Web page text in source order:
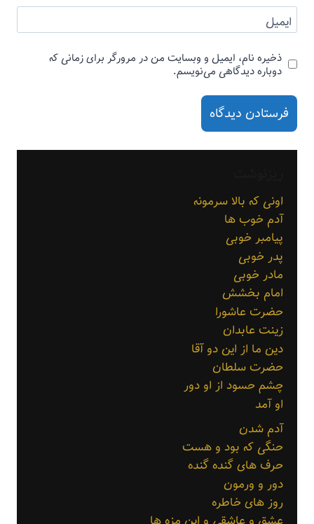
ایمیل
ذخیره نام، ایمیل و وبسایت من در مرورگر برای زمانی که
دوباره دیدگاهی می‌نویسم.
اونی که بالا سرمونه
آدم خوب ها
پیامبر خوبی
پدر خوبی
مادر خوبی
امام بخشش
حضرت عاشورا
زینت عابدان
دین ما از این دو آقا
حضرت سلطان
چشم حسود از او دور
او آمد
آدم شدن
حنگی که بود و هست
حرف های گنده گنده
دور و ورمون
روز های خاطره